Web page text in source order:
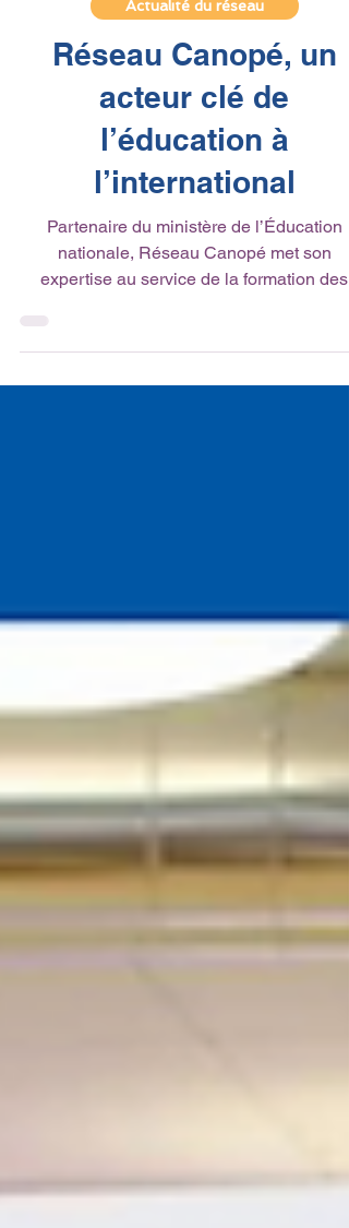
1 min de lecture
Actualité du réseau
Réseau Canopé, un
acteur clé de
l’éducation à
l’international
expertise au service de la formation des
enseignants dans le...